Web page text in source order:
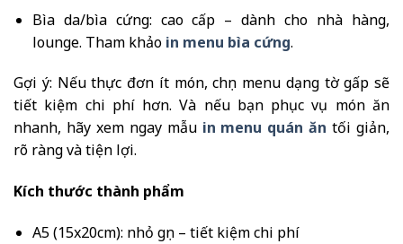
Bìa da/bìa cứng: cao cấp – dành cho nhà hàng,
lounge. Tham khảo in menu bìa cứng.
Gợi ý: Nếu thực đơn ít món, chọn menu dạng tờ gấp sẽ
tiết kiệm chi phí hơn. Và nếu bạn phục vụ món ăn
nhanh, hãy xem ngay mẫu in menu quán ăn tối giản,
rõ ràng và tiện lợi.
Kích thước thành phẩm
A5 (15x20cm): nhỏ gọn – tiết kiệm chi phí